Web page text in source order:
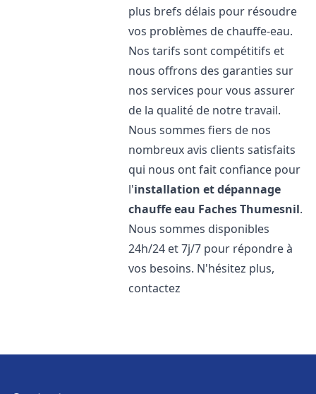
plus brefs délais pour résoudre
vos problèmes de chauffe-eau.
Nos tarifs sont compétitifs et
nous offrons des garanties sur
nos services pour vous assurer
de la qualité de notre travail.
Nous sommes fiers de nos
nombreux avis clients satisfaits
qui nous ont fait confiance pour
l'installation et dépannage
chauffe eau Faches Thumesnil.
Nous sommes disponibles
24h/24 et 7j/7 pour répondre à
vos besoins. N'hésitez plus,
contactez